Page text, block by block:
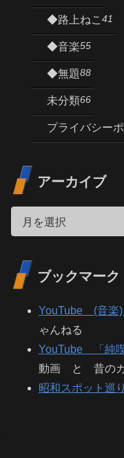
◆路上ねこ 41
◆音楽55
◆無題88
未分類66
プライバシー
アーカイブ
ブックマーク
YouTube (音楽)
ゃんねる
YouTube 「純喫
動画 と 昔のカ
昭和スポット巡り